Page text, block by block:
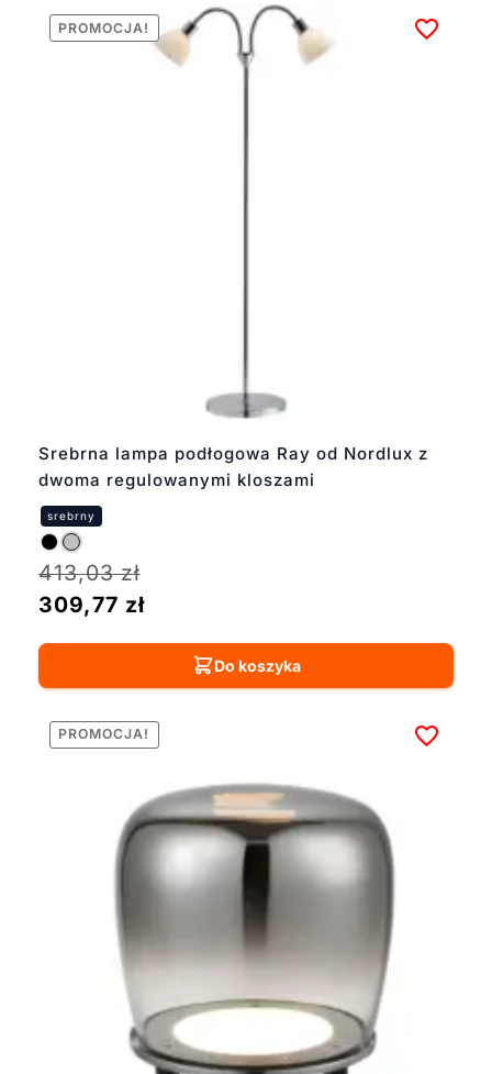
Srebrna lampa podłogowa Ray od Nordlux z
dwoma regulowanymi kloszami
PROMOCJA!
413,03zł
309,77 zł
Do koszyka
PROMOCJA!